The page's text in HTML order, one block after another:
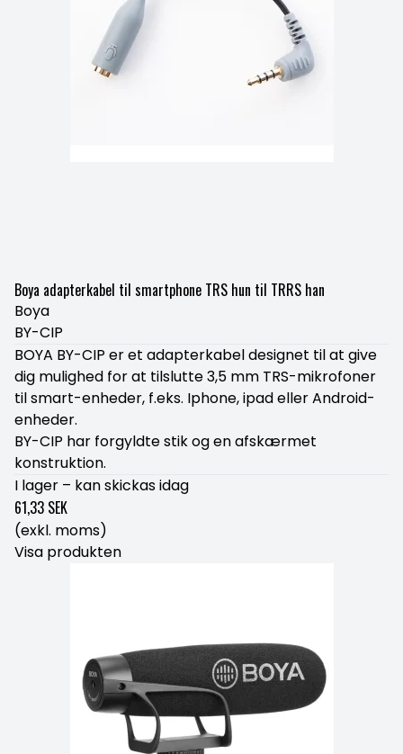
Boya adapterkabel til smartphone TRS hun til TRRS han
Boya
BY-CIP
BOYA BY-CIP er et adapterkabel designet til at give
dig mulighed for at tilslutte 3,5 mm TRS-mikrofoner
til smart-enheder, f.eks. Iphone, ipad eller Android-
enheder.
BY-CIP har forgyldte stik og en afskærmet
konstruktion.
I lager – kan skickas idag
61,33 SEK
(exkl. moms)
Visa produkten